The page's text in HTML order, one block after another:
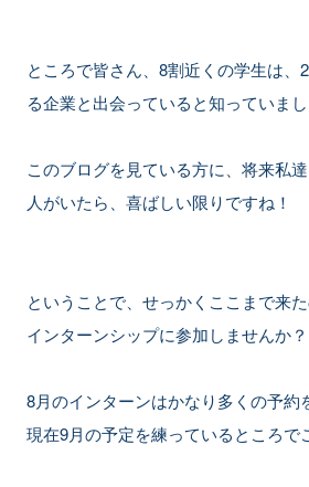
ところで皆さん、8割近くの学生は、
る企業と出会っていると知っていま
このブログを見ている方に、将来私
人がいたら、喜ばしい限りですね！
ということで、せっかくここまで来
インターンシップに参加しませんか？
8月のインターンはかなり多くの予約
現在9月の予定を練っているところで